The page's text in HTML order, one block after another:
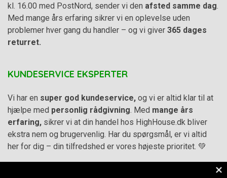
kl. 16.00 med PostNord, sender vi den afsted samme dag
Med mange års erfaring sikrer vi en oplevelse uden
problemer hver gang du handler – og vi giver 365 dages
returret.
KUNDESERVICE EKSPERTER
Vi har en super god kundeservice, og vi er altid klar til at
hjælpe med personlig rådgivning . Med mange års
erfaring, sikrer vi at din handel hos HighHouse.dk bliver
ekstra nem og brugervenlig. Har du spørgsmål, er vi altid
her for dig – din tilfredshed er vores højeste prioritet. 💚